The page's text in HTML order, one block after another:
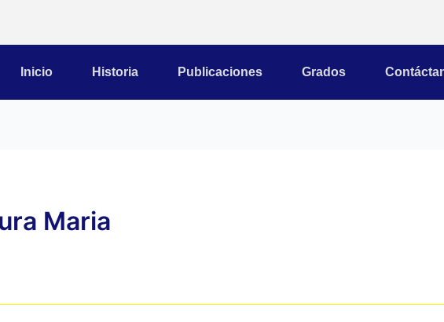
Inicio Historia Publicaciones Grados
Maria